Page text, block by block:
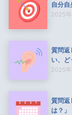
自分自
2025
質問返
い、ど
2025
質問返
は？」